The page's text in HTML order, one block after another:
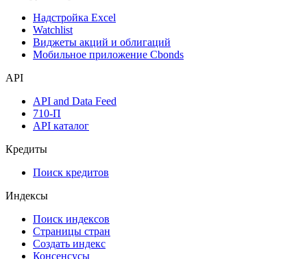
Календарь инвестора
Инструментарий
Надстройка Excel
Мобильное приложение Cbonds
API
API and Data Feed
API каталог
Кредиты
Поиск кредитов
Индексы